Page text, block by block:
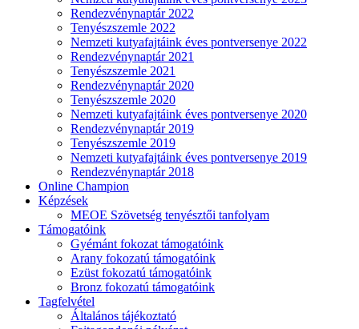
Rendezvénynaptár 2022
Tenyészszemle 2022
Nemzeti kutyafajtáink éves pontversenye 2022
Rendezvénynaptár 2021
Tenyészszemle 2021
Rendezvénynaptár 2020
Tenyészszemle 2020
Nemzeti kutyafajtáink éves pontversenye 2020
Rendezvénynaptár 2019
Tenyészszemle 2019
Nemzeti kutyafajtáink éves pontversenye 2019
Rendezvénynaptár 2018
Online Champion
Képzések
MEOE Szövetség tenyésztői tanfolyam
Támogatóink
Gyémánt fokozat támogatóink
Arany fokozatú támogatóink
Ezüst fokozatú támogatóink
Bronz fokozatú támogatóink
Tagfelvétel
Általános tájékoztató